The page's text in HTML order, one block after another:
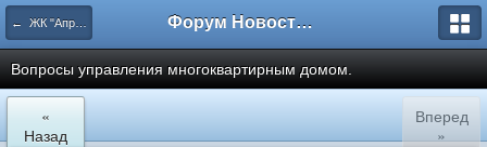
← ЖК "Апрелевский". Архив. Форум Новостройки
Вопросы управления многоквартирным домом.
«
Назад
Вперед
»